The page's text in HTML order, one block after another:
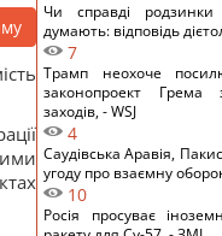
Чи справді родзинки
думають: відповідь
7
Трамп неохоче
законопроект
заходів, - WSJ
4
Саудівська Аравія,
угоду про взаємну
10
Росія просуває